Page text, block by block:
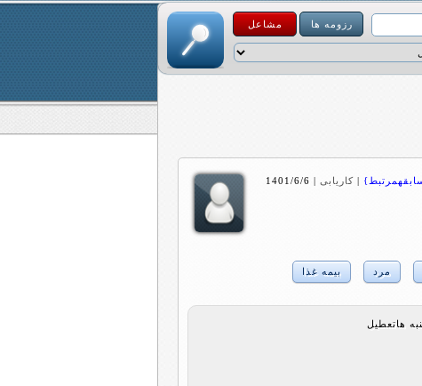
مشاعل رزومه ها
| کاریابی|
1401/6/6
مرد بیمه غذا